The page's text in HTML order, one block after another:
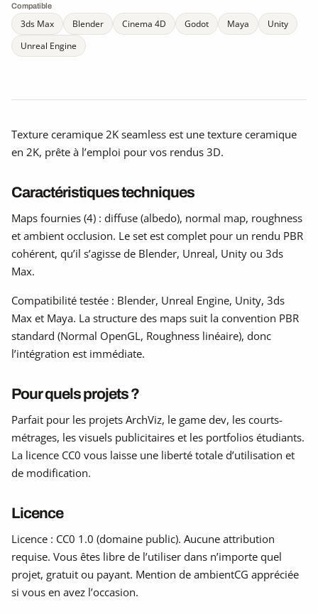
Compatible
3ds Max Blender Cinema 4D Godot Maya
Unity
Unreal Engine
Texture ceramique 2K seamless est une texture ceramique
en 2K, prête à l’emploi pour vos rendus 3D.
Caractéristiques techniques
Maps fournies (4) : diffuse (albedo), normal map, roughness
et ambient occlusion. Le set est complet pour un rendu PBR
cohérent, qu’il s’agisse de Blender, Unreal, Unity ou 3ds
Max.
Compatibilité testée : Blender, Unreal Engine, Unity, 3ds
Max et Maya. La structure des maps suit la convention PBR
standard (Normal OpenGL, Roughness linéaire), donc
l’intégration est immédiate.
Pour quels projets ?
Parfait pour les projets ArchViz, le game dev, les courts-
métrages, les visuels publicitaires et les portfolios étudiants.
La licence CC0 vous laisse une liberté totale d’utilisation et
de modification.
Licence
Licence : CC0 1.0 (domaine public). Aucune attribution
requise. Vous êtes libre de l’utiliser dans n’importe quel
projet, gratuit ou payant. Mention de ambientCG appréciée
si vous en avez l’occasion.